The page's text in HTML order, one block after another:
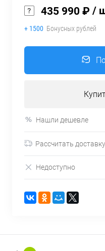
435 990 ₽ /
+ 1500 Бонусных рублей
Нашли дешевле
Рассчитать доставку
Недоступно